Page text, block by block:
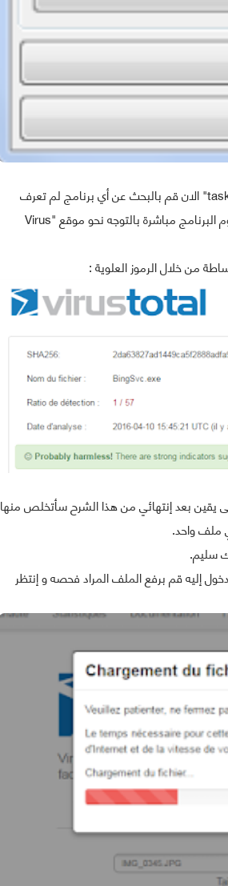
و هي تضم جميع البريمجات التي تعمل في خلفية جهازك و المتواجدة في "task manager" الان قم بالبحث عن أي برنامج لم تعرف
دوره و هل هو امن أم لا و حدده ثم أنقر على زر "Upload Process executable" ليقوم البرنامج مباشرة بالتوجه نحو موقع "Virus
من خلال الرموز العلوية :
يقين بعد إنتهائي من هذا الشرح سأتخلص منها
سليم.
إليه قم برفع الملف المراد فحصه و إنتظر